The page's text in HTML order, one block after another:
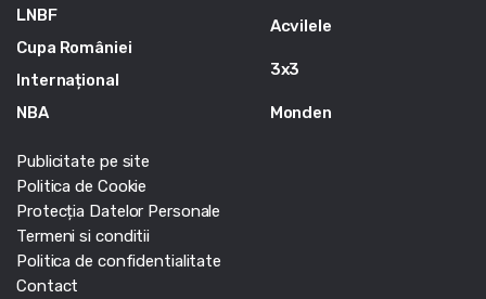
LNBF
Cupa României
Internațional
NBA
Acvilele
3x3
Monden
Publicitate pe site
Politica de Cookie
Protecția Datelor Personale
Termeni si conditii
Politica de confidentialitate
Contact